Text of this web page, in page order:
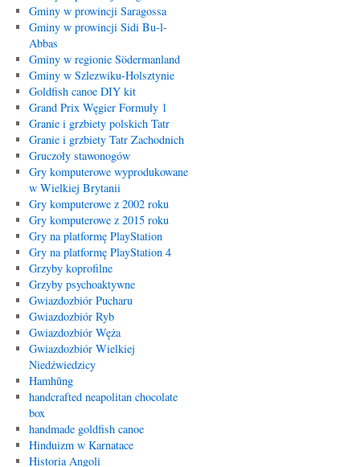
Gminy w prowincji Saragossa
Gminy w prowincji Sidi Bu-l-
Abbas
Gminy w regionie Södermanland
Gminy w Szlezwiku-Holsztynie
Goldfish canoe DIY kit
Grand Prix Węgier Formuły 1
Granie i grzbiety polskich Tatr
Granie i grzbiety Tatr Zachodnich
Gruczoły stawonogów
Gry komputerowe wyprodukowane
w Wielkiej Brytanii
Gry komputerowe z 2002 roku
Gry komputerowe z 2015 roku
Gry na platformę PlayStation
Gry na platformę PlayStation 4
Grzyby koprofilne
Grzyby psychoaktywne
Gwiazdozbiór Pucharu
Gwiazdozbiór Ryb
Gwiazdozbiór Węża
Gwiazdozbiór Wielkiej
Niedźwiedzicy
Hamhŭng
handcrafted neapolitan chocolate
box
handmade goldfish canoe
Hinduizm w Karnatace
Historia Angoli